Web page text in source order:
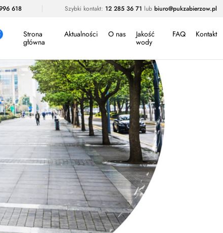
618 Szybki kontakt: 12 285 36 71 lub biuro@pukzabierzow.pl
Strona
główna
Aktualności O nas
Jakość
wody
FAQ Kontakt